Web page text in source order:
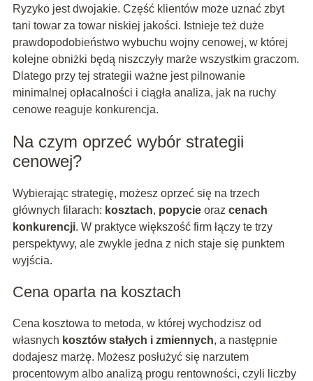
Ryzyko jest dwojakie. Część klientów może uznać zbyt
tani towar za towar niskiej jakości. Istnieje też duże
prawdopodobieństwo wybuchu wojny cenowej, w której
kolejne obniżki będą niszczyły marże wszystkim graczom.
Dlatego przy tej strategii ważne jest pilnowanie
minimalnej opłacalności i ciągła analiza, jak na ruchy
cenowe reaguje konkurencja.
Na czym oprzeć wybór strategii
cenowej?
Wybierając strategię, możesz oprzeć się na trzech
głównych filarach: kosztach, popycieoraz cenach
konkurencji. W praktyce większość firm łączy te trzy
perspektywy, ale zwykle jedna z nich staje się punktem
wyjścia.
Cena oparta na kosztach
Cena kosztowa to metoda, w której wychodzisz od
własnych kosztów stałych i zmiennych, a następnie
dodajesz marżę. Możesz posłużyć się narzutem
procentowym albo analizą progu rentowności, czyli liczby